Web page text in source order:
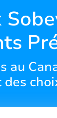
au